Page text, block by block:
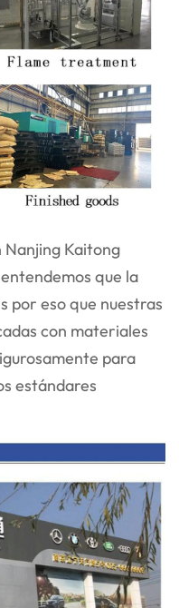
Nanjing Kaitong
que la
por eso que nuestras
con materiales
para
estándares